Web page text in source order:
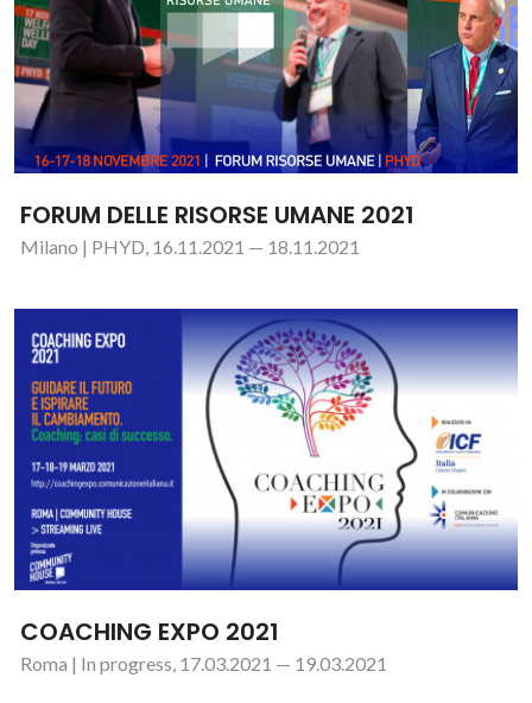
FORUM DELLE RISORSE UMANE 2021
Milano | PHYD, 16.11.2021 — 18.11.2021
COACHING EXPO 2021
Roma | In progress, 17.03.2021 — 19.03.2021